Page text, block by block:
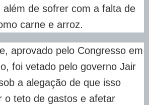
além de sofrer com a falta de
carne e arroz.
aprovado pelo Congresso em
foi vetado pelo governo Jair
a alegação de que isso
o teto de gastos e afetar